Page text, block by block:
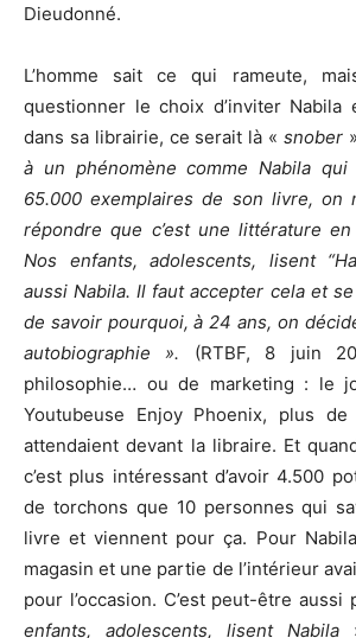
Dieudonné.
L’homme sait ce qui rameute,
questionner le choix d’inviter Nabila
dans sa librairie, ce serait là « snober
à un phénomène comme Nabila
65.000 exemplaires de son livre, on
répondre que c’est une littérature
Nos enfants, adolescents, lisent
aussi Nabila. Il faut accepter cela et
de savoir pourquoi, à 24 ans, on
autobiographie ». (RTBF, 8 juin
philosophie… ou de marketing : le
Youtubeuse Enjoy Phoenix, plus de
attendaient devant la libraire. Et
c’est plus intéressant d’avoir 4.500
de torchons que 10 personnes qui
livre et viennent pour ça. Pour
magasin et une partie de l’intérieur
pour l’occasion. C’est peut-être aussi
enfants, adolescents, lisent Nabila